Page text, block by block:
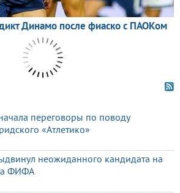
переговоры по поводу
«Атлетико»
неожиданного кандидата на
ФИФА